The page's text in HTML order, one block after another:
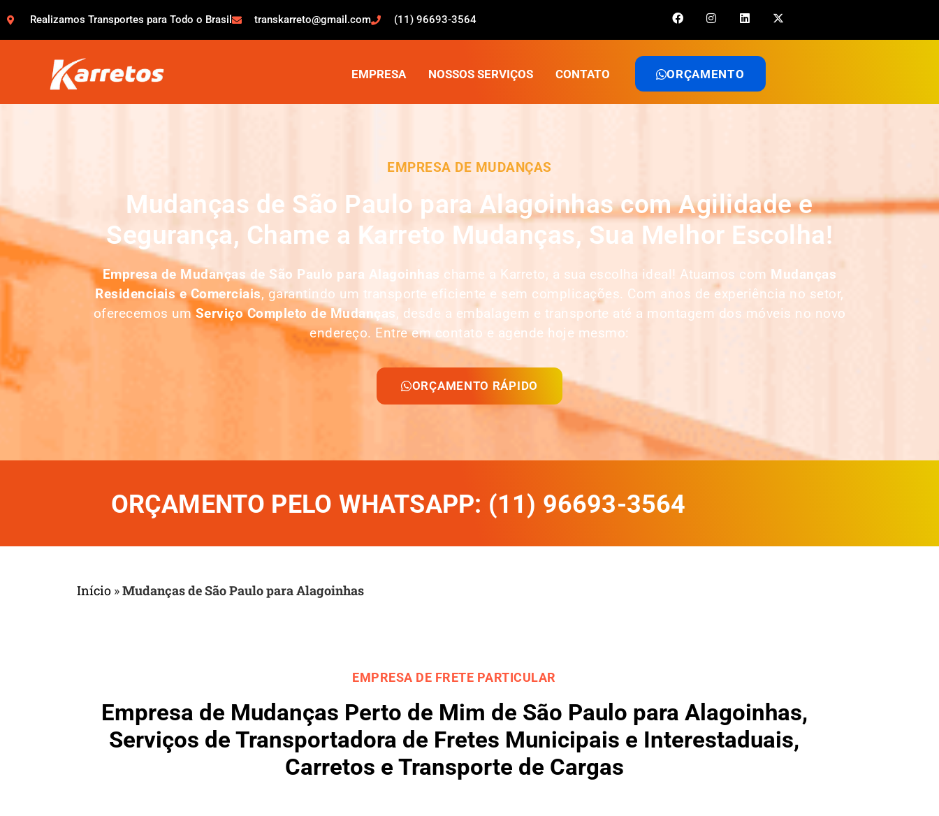
Realizamos Transportes para Todo o Brasil transkarreto@gmail.com (11) 96693-3564
EMPRESA NOSSOS SERVIÇOS CONTATO ORÇAMENTO
EMPRESA DE MUDANÇAS
Mudanças de São Paulo para Alagoinhas com Agilidade e
Segurança, Chame a Karreto Mudanças, Sua Melhor Escolha!
Empresa de Mudanças de São Paulo para Alagoinhas chame a Karreto, a sua escolha ideal! Atuamos com Mudanças
Residenciais e Comerciais, garantindo um transporte eficiente e sem complicações. Com anos de experiência no setor,
oferecemos umServiço Completo de Mudanças, desde a embalagem e transporte até a montagem dos móveis no novo
endereço. Entre em contato e agende hoje mesmo:
ORÇAMENTO RÁPIDO
ORÇAMENTO PELO WHATSAPP: (11) 96693-3564
Início »Mudanças de São Paulo para Alagoinhas
EMPRESA DE FRETE PARTICULAR
Empresa de Mudanças Perto de Mim de São Paulo para Alagoinhas,
Serviços de Transportadora de Fretes Municipais e Interestaduais,
Carretos e Transporte de Cargas